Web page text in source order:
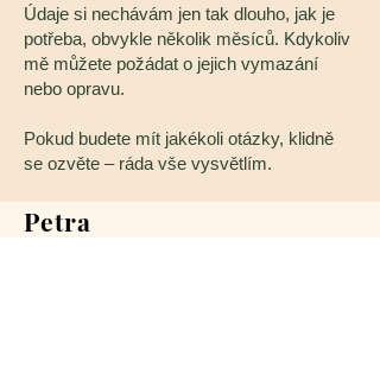
Údaje si nechávám jen tak dlouho, jak je
potřeba, obvykle několik měsíců. Kdykoliv
mě můžete požádat o jejich vymazání
nebo opravu.
Pokud budete mít jakékoli otázky, klidně
se ozvěte – ráda vše vysvětlím.
Petra